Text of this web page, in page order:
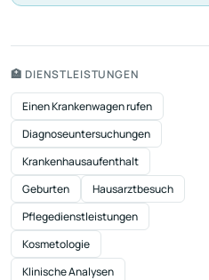
🏥 DIENSTLEISTUNGEN
Einen Krankenwagen rufen
Diagnoseuntersuchungen
Krankenhausaufenthalt
Geburten
Hausarztbesuch
Pflegedienstleistungen
Kosmetologie
Klinische Analysen